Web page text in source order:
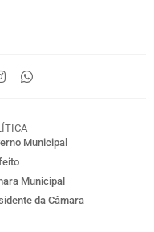
Municipal
Municipal
da Câmara